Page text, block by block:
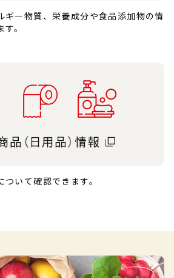
ギー物質、栄養成分や食品添加物の情
。
いて確認できます。